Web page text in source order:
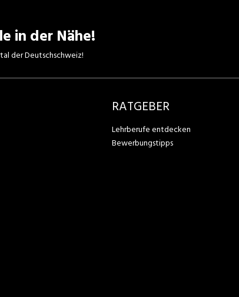
in der Nähe!
der Deutschschweiz!
RATGEBER
Lehrberufe entdecken
Bewerbungstipps